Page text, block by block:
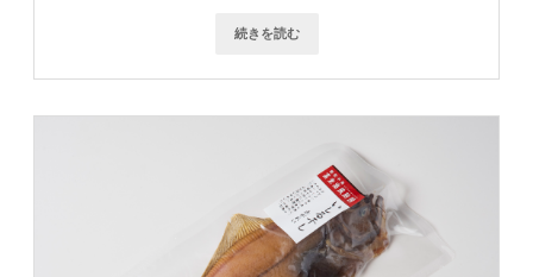
続きを読む